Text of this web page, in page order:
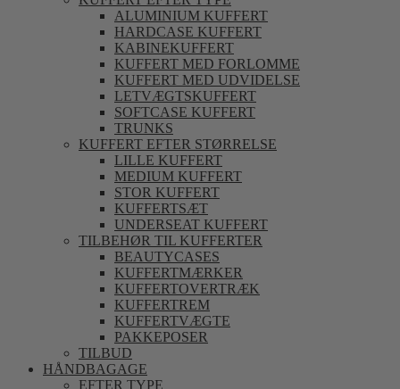
ALUMINIUM KUFFERT
HARDCASE KUFFERT
KABINEKUFFERT
KUFFERT MED FORLOMME
KUFFERT MED UDVIDELSE
LETVÆGTSKUFFERT
SOFTCASE KUFFERT
TRUNKS
KUFFERT EFTER STØRRELSE
LILLE KUFFERT
MEDIUM KUFFERT
STOR KUFFERT
KUFFERTSÆT
UNDERSEAT KUFFERT
TILBEHØR TIL KUFFERTER
BEAUTYCASES
KUFFERTMÆRKER
KUFFERTOVERTRÆK
KUFFERTREM
KUFFERTVÆGTE
PAKKEPOSER
TILBUD
HÅNDBAGAGE
EFTER TYPE